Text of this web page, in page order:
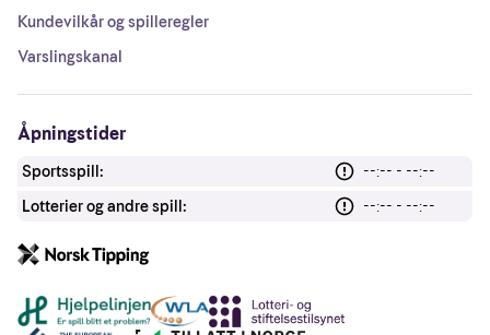
Kundevilkår og spilleregler
Varslingskanal
Åpningstider
Sportsspill:
--:-- - --:--
Lotterier og andre spill:
--:-- - --:--
Andre lenker